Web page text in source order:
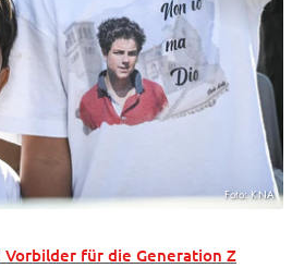
Foto: KNA
für die Generation Z